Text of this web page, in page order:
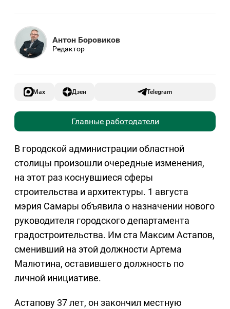
Антон Боровиков
Редактор
Max Дзен Telegram
Главные работодатели
В городской администрации областной
столицы произошли очередные изменения,
на этот раз коснувшиеся сферы
строительства и архитектуры. 1 августа
мэрия Самары объявила о назначении нового
руководителя городского департамента
градостроительства. Им ста Максим Астапов,
сменивший на этой должности Артема
Малютина, оставившего должность по
личной инициативе.
Астапову 37 лет, он закончил местную